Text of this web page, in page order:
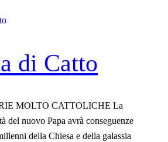
di Catto
MOLTO CATTOLICHE La
del nuovo Papa avrà conseguenze
della Chiesa e della galassia